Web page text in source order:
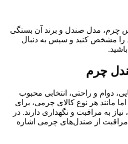
مدل صندل و برند آن بستگی
را مشخص کنید و سپس به دنبال
چرم
دوام و راحتی، انتخابی محبوب
مانند هر نوع کالای چرمی، برای
به مراقبت و نگهداری دارند. در
مراقبت از صندل‌های چرمی اشاره